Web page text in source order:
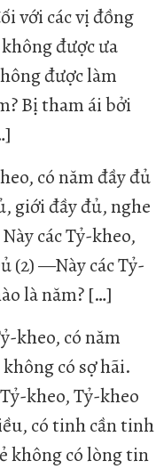
với các vị đồng
được ưa
được làm
Bị tham ái bởi
có năm đầy đủ
giới đầy đủ, nghe
các Tỷ-kheo,
(2) —Này các Tỷ-
là năm? […]
kheo, có năm
có sợ hãi.
kheo, Tỷ-kheo
có tinh cần tinh
không có lòng tin